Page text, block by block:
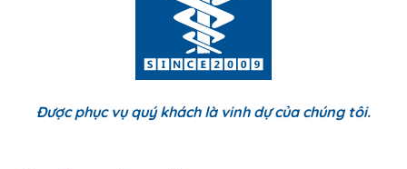
Được phục vụ quý khách là vinh dự của chúng tôi.